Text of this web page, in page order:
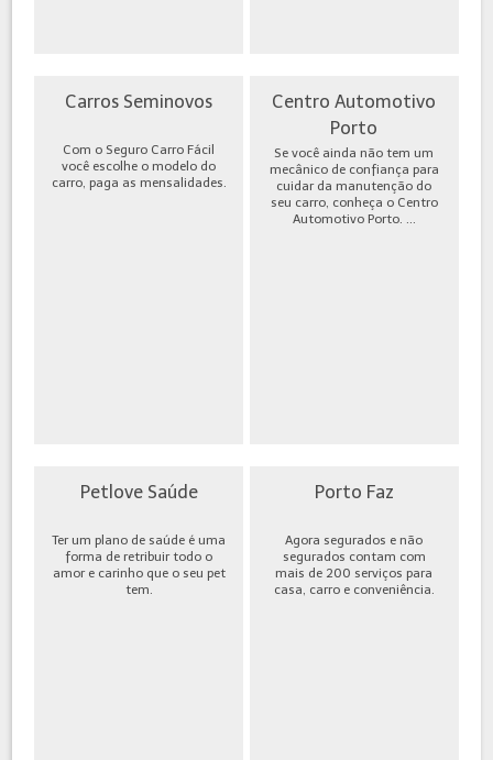
Carros Seminovos
Com o Seguro Carro Fácil
você escolhe o modelo do
carro, paga as mensalidades.
Centro Automotivo
Porto
Se você ainda não tem um
mecânico de confiança para
cuidar da manutenção do
seu carro, conheça o Centro
Automotivo Porto. ...
Petlove Saúde
Ter um plano de saúde é uma
forma de retribuir todo o
amor e carinho que o seu pet
tem.
Porto Faz
Agora segurados e não
segurados contam com
mais de 200 serviços para
casa, carro e conveniência.